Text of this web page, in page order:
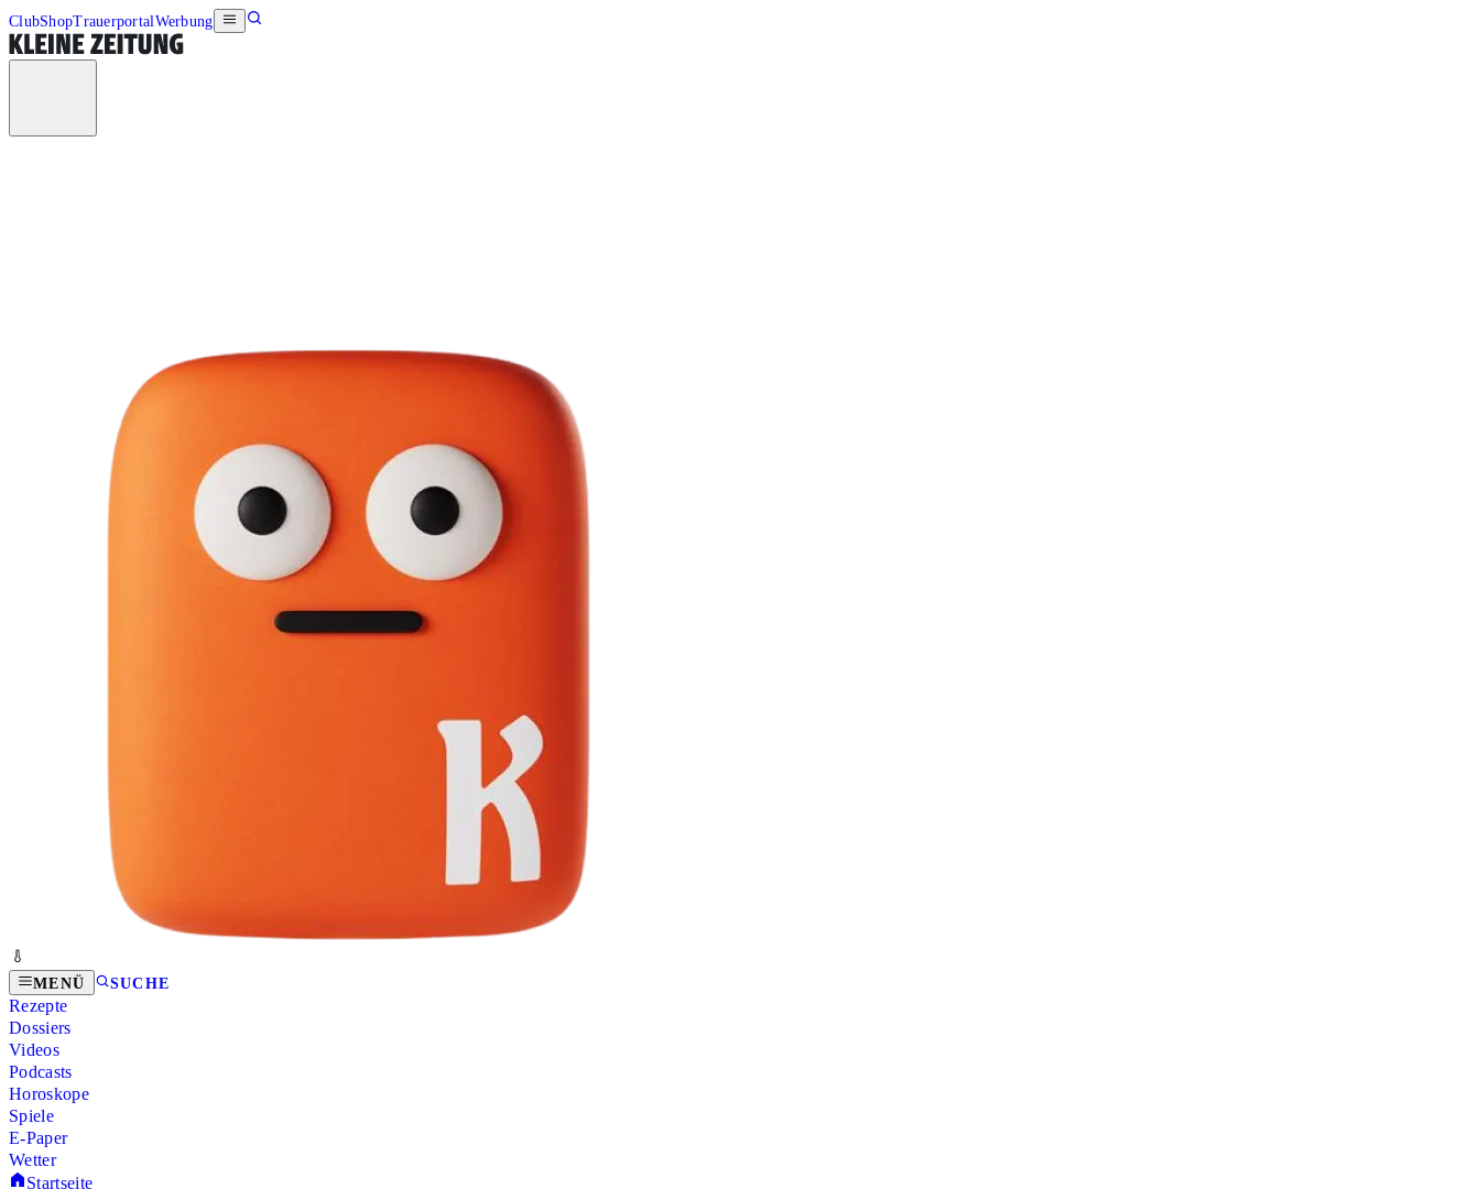
ClubShopTrauerportalWerbung
MENÜ SUCHE
Rezepte
Dossiers
Videos
Podcasts
Horoskope
Spiele
E-Paper
Wetter
Startseite